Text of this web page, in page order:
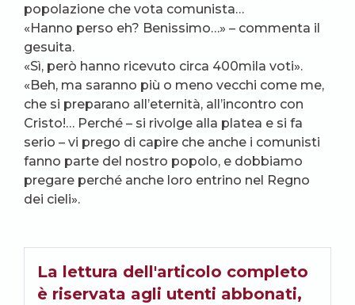
popolazione che vota comunista…
«Hanno perso eh? Benissimo…» – commenta il
gesuita.
«Sì, però hanno ricevuto circa 400mila voti».
«Beh, ma saranno più o meno vecchi come me,
che si preparano all’eternità, all’incontro con
Cristo!… Perché – si rivolge alla platea e si fa
serio – vi prego di capire che anche i comunisti
fanno parte del nostro popolo, e dobbiamo
pregare perché anche loro entrino nel Regno
dei cieli».
La lettura dell'articolo completo
è riservata agli utenti abbonati,